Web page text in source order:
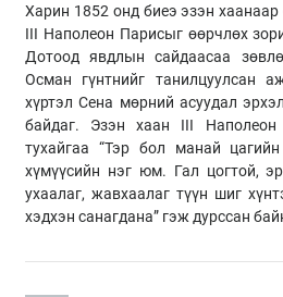
Харин 1852 онд биеэ эзэн
III Наполеон Парисыг өөрчлөх
Дотоод явдлын сайдаасаа
Осман гүнтнийг танилцуулсан
хүртэл Сена мөрний асуудал
байдаг. Эзэн хаан III Наполеон
тухайгаа “Тэр бол манай
хүмүүсийн нэг юм. Гал цогтой,
ухаалаг, жавхаалаг түүн шиг
хэдхэн санагдана” гэж дурссан